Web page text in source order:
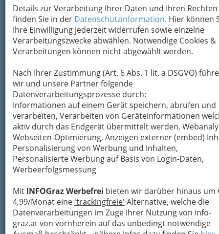
Details zur Verarbeitung Ihrer Daten und Ihren Rechten
finden Sie in der Datenschutzinformation. Hier können
Ihre Einwilligung jederzeit widerrufen sowie einzelne
Verarbeitungszwecke abwählen. Notwendige Cookies &
Verarbeitungen können nicht abgewählt werden.
Nach Ihrer Zustimmung (Art. 6 Abs. 1 lit. a DSGVO)
wir und unsere Partner folgende
Datenverarbeitungsprozesse durch:
Informationen auf einem Gerät speichern, abrufen und
verarbeiten, Verarbeiten von Geräteinformationen
aktiv durch das Endgerät übermittelt werden,
Webseiten-Optimierung, Anzeigen externer (embed)
Personalisierung von Werbung und Inhalten,
Personalisierte Werbung auf Basis von Login-Daten,
Werbeerfolgsmessung
Mit INFOGraz Werbefrei bieten wir darüber hinaus um
4,99/Monat eine 'trackingfreie' Alternative, welche die
Datenverarbeitungen im Zuge Ihrer Nutzung von info-
graz.at von vornherein auf das unbedingt notwendige
Unendlich dehnt sie sich, die weiße
bis auf den letzten Hauch von Leben leer;
die muntern Pulse stocken längst, die
es regt sich selbst der kalte Wind nicht
Der Rabe dort, im Berg von Schnee und
erstarrt und hungrig, gräbt sich tief hinab,
und gräbt er nicht heraus den Bissen
so gräbt er, glaub' ich, sich hinein ins Grab.
Die Sonne, einmal noch durch
blitzend,
wirft einen letzten Blick auf's öde Land,
doch, gähnend auf dem Thron des
trotzt ihr der Tod im weißen Festgewand.
Weihnachtsmärchen - Festessen
und Weihnachtsbräuche aus